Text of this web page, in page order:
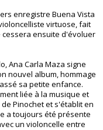
enregistre Buena Vista
virtuose, fait
cessera ensuite d'évoluer
Ana Carla Maza signe
nouvel album, hommage
sa petite enfance.
liée à la musique et
Pinochet et s'établit en
a toujours été présente
un violoncelle entre